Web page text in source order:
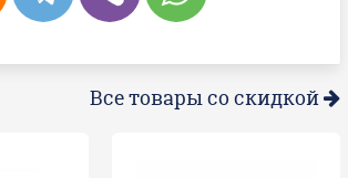
Все товары со скидкой